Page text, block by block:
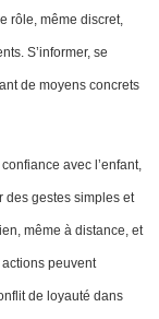
rôle, même discret,
S’informer, se
de moyens concrets
avec l’enfant,
des gestes simples et
même à distance, et
actions peuvent
de loyauté dans